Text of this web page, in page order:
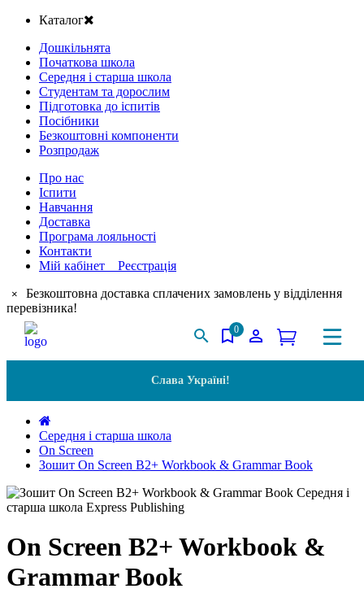
Каталог
Дошкільнята
Початкова школа
Середня і старша школа
Студентам та дорослим
Підготовка до іспитів
Посібники
Безкоштовні компоненти
Розпродаж
Про нас
Іспити
Навчання
Доставка
Програма лояльності
Контакти
Мій кабінет Реєстрація
×
Безкоштовна доставка сплачених замовлень у відділення
перевізника!
0
Слава Україні!
Середня і старша школа
On Screen
Зошит On Screen B2+ Workbook & Grammar Book
On Screen B2+ Workbook &
Grammar Book